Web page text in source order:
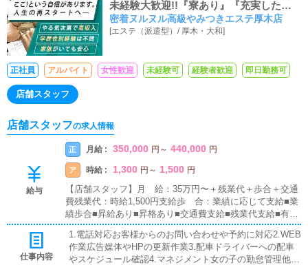
未経験大歓迎!!『寮あり』『充実した福
利厚生』『有給休暇あり』
密着ヌルヌル高級やみつきエステ厚木店
[エステ（派遣型）/ 厚木・大和]
正社員 アルバイト 女性歓迎 未経験可 経験者歓迎 即日勤務可
店舗スタッフ
店舗スタッフの求人情報
給与
正 月給 : 350,000 円 ～ 440,000 円
ア 時給 : 1,300 円 ～ 1,500 円
【店舗スタッフ】月 給：35万円〜＋残業代＋歩合＋交通
費残業代：時給1,500円支給歩 合：業績に応じて支給■業
績歩合■昇給あり■昇格あり■交通費支給■残業代支給■有給
休暇あり店長プロジェクト★入社して最短6ヶ月で店長が
可能！店舗展開に力を入れているグループなのであなたの
能力次第で即ポストをご用意します
仕事内容
1.電話対応お客様からのお問い合わせや予約に対応2.WEB
作業広告媒体やHPの更新作業3.配車ドライバーへの配車
やスケジュール確認4.マネジメント女の子の勤怠管理他ス